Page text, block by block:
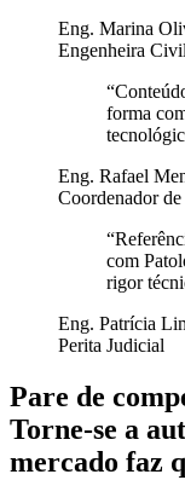
Eng. Marina
Engenheira
“
forma
Eng. Rafael
Coordenador
“
com
rigor
Eng. Patrícia
Perita Judicial
Pare de
Torne-se a
mercado faz